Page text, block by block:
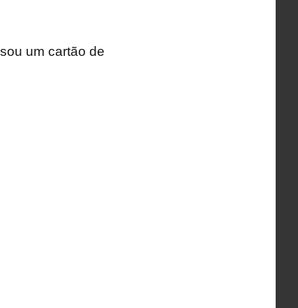
um cartão de